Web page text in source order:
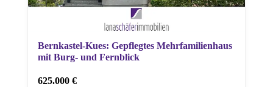
Bernkastel-Kues: Gepflegtes Mehrfamilienhaus
mit Burg- und Fernblick
625.000 €